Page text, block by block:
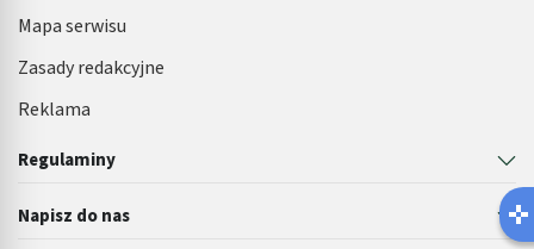
Regulaminy
Napisz do nas
Mapa serwisu
Zasady redakcyjne
Reklama